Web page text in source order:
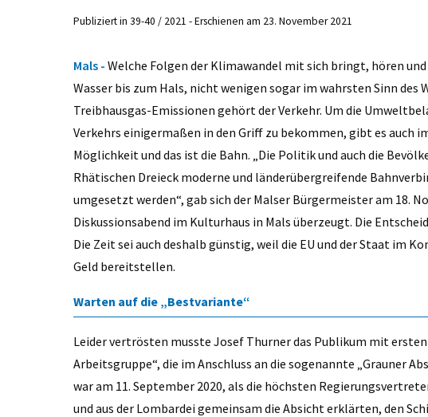
Publiziert in 39-40 / 2021 - Erschienen am 23. November 2021
Mals - Welche Folgen der Klimawandel mit sich bringt, hören
Wasser bis zum Hals, nicht wenigen sogar im wahrsten Sinn des
Treibhausgas-Emissionen gehört der Verkehr. Um die
Verkehrs einigermaßen in den Griff zu bekommen, gibt es auch
Möglichkeit und das ist die Bahn. „Die Politik und auch die
Rhätischen Dreieck moderne und länderübergreifende
umgesetzt werden“, gab sich der Malser Bürgermeister am 18.
Diskussionsabend im Kulturhaus in Mals überzeugt. Die
Die Zeit sei auch deshalb günstig, weil die EU und der Staat im
Geld bereitstellen.
Warten auf die „Bestvariante“
Leider vertrösten musste Josef Thurner das Publikum mit
Arbeitsgruppe“, die im Anschluss an die sogenannte „Grauner
war am 11. September 2020, als die höchsten
und aus der Lombardei gemeinsam die Absicht erklärten, den